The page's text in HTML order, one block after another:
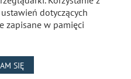
dotyczących
zapisane w pamięci
SIĘ